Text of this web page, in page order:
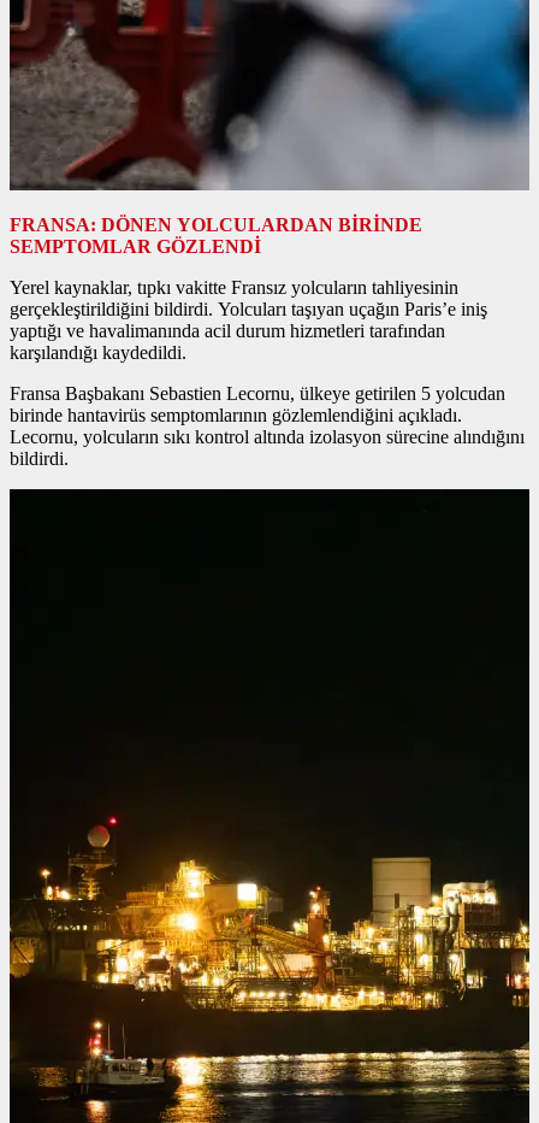
FRANSA: DÖNEN YOLCULARDAN BİRİNDE
SEMPTOMLAR GÖZLENDİ
Yerel kaynaklar, tıpkı vakitte Fransız yolcuların tahliyesinin
gerçekleştirildiğini bildirdi. Yolcuları taşıyan uçağın Paris’e iniş
yaptığı ve havalimanında acil durum hizmetleri tarafından
karşılandığı kaydedildi.
Fransa Başbakanı Sebastien Lecornu, ülkeye getirilen 5 yolcudan
birinde hantavirüs semptomlarının gözlemlendiğini açıkladı.
Lecornu, yolcuların sıkı kontrol altında izolasyon sürecine alındığını
bildirdi.